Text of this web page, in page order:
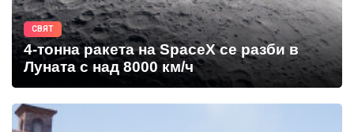
СВЯТ
4-тонна ракета на SpaceX се разби в
Луната с над 8000 км/ч